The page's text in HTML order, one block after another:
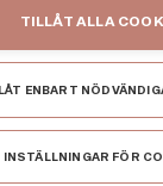
TILLÅT ALLA
ENBART
INSTÄLLNINGAR FÖR